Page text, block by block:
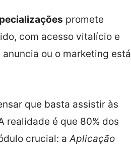
promete
com acesso vitalício e
ou o marketing está
que basta assistir às
realidade é que 80% dos
crucial: aAplicação